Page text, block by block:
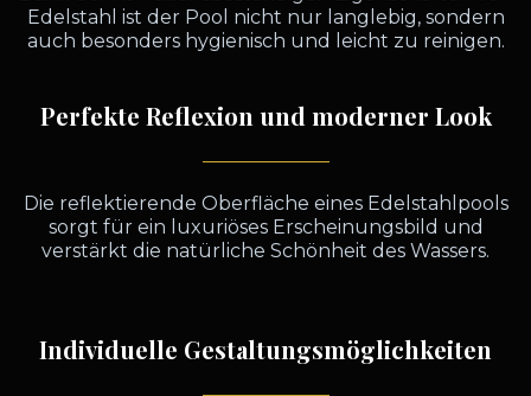
Edelstahl ist der Pool nicht nur langlebig, sondern
auch besonders hygienisch und leicht zu reinigen.
Perfekte Reflexion und moderner Look
Die reflektierende Oberfläche eines Edelstahlpools
sorgt für ein luxuriöses Erscheinungsbild und
verstärkt die natürliche Schönheit des Wassers.
Individuelle Gestaltungsmöglichkeiten